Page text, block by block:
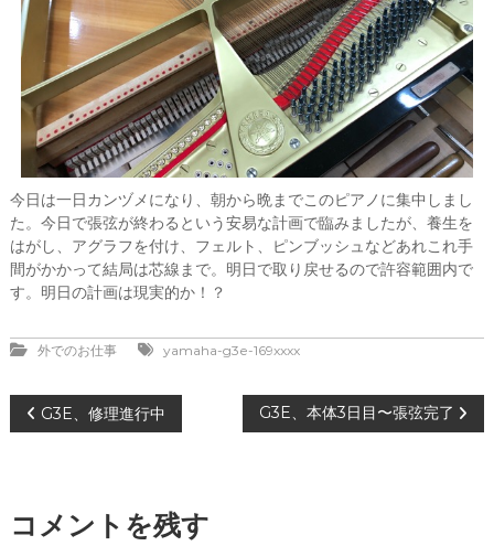
今日は一日カンヅメになり、朝から晩までこのピアノに集中しまし
た。今日で張弦が終わるという安易な計画で臨みましたが、養生を
はがし、アグラフを付け、フェルト、ピンブッシュなどあれこれ手
間がかかって結局は芯線まで。明日で取り戻せるので許容範囲内で
す。明日の計画は現実的か！？
外でのお仕事 yamaha-g3e-169xxxx
投
ナ
G3E、修理進行中 G3E、本体3日目〜張弦完了
コメントを残す